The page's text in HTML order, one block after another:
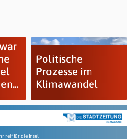
Politische
Prozesse im
Klimawandel
reif für die Insel